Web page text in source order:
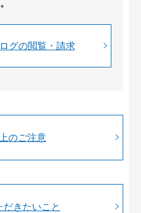
グの閲覧・請求
のご注意
だきたいこと